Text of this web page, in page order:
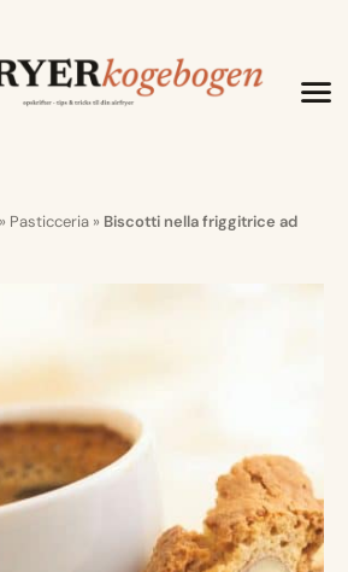
» Pasticceria » Biscotti nella friggitrice ad